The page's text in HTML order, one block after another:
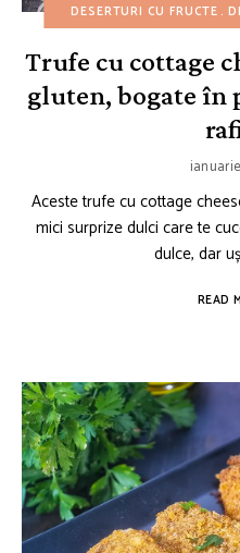
DESERTURI CU FRUCTE
Trufe cu cottage
gluten, bogate în
Aceste trufe cu cottage
mici surprize dulci care te
dulce, dar
READ